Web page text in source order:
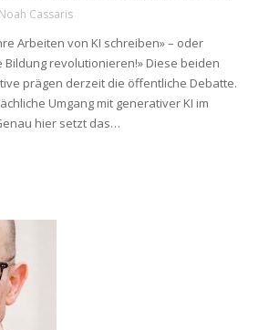
Cassaris
Arbeiten von KI schreiben» – oder
Bildung revolutionieren!» Diese beiden
prägen derzeit die öffentliche Debatte.
Umgang mit generativer KI im
hier setzt das…